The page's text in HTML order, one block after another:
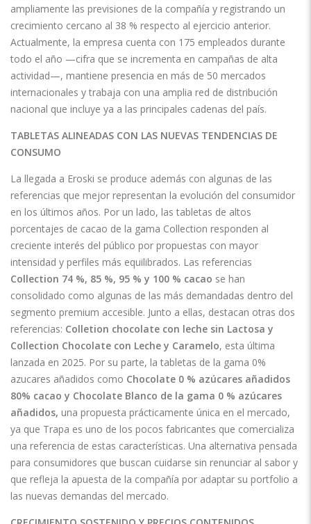
ampliamente las previsiones de la compañía y registrando un
crecimiento cercano al 38 % respecto al ejercicio anterior.
Actualmente, la empresa cuenta con 175 empleados durante
todo el año —cifra que se incrementa en campañas de alta
actividad—, mantiene presencia en más de 50 mercados
internacionales y trabaja con una amplia red de distribución
nacional que incluye ya a las principales cadenas del país.
TABLETAS ALINEADAS CON LAS NUEVAS TENDENCIAS DE
CONSUMO
La llegada a Eroski se produce además con algunas de las
referencias que mejor representan la evolución del consumidor
en los últimos años. Por un lado, las tabletas de altos
porcentajes de cacao de la gama Collection responden al
creciente interés del público por propuestas con mayor
intensidad y perfiles más equilibrados. Las referencias
Collection 74 %, 85 %, 95 % y 100 % cacao se han
consolidado como algunas de las más demandadas dentro del
segmento premium accesible. Junto a ellas, destacan otras dos
referencias: Colletion chocolate con leche sin Lactosa y
Collection Chocolate con Leche y Caramelo, esta última
lanzada en 2025. Por su parte, la tabletas de la gama 0%
azucares añadidos como Chocolate 0 % azúcares añadidos
80% cacao y Chocolate Blanco de la gama 0 % azúcares
añadidos, una propuesta prácticamente única en el mercado,
ya que Trapa es uno de los pocos fabricantes que comercializa
una referencia de estas características. Una alternativa pensada
para consumidores que buscan cuidarse sin renunciar al sabor y
que refleja la apuesta de la compañía por adaptar su portfolio a
las nuevas demandas del mercado.